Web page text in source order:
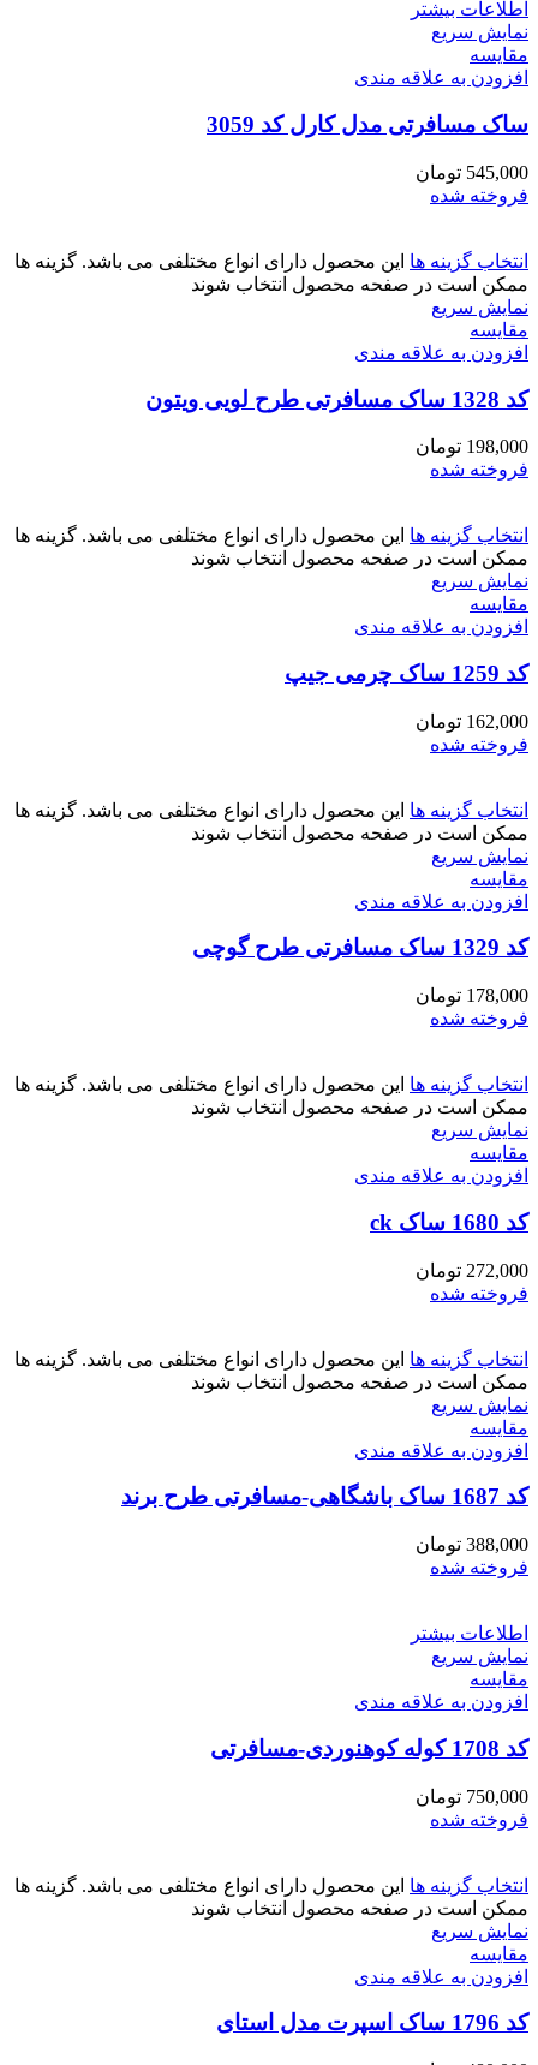
اطلاعات بیشتر
نمایش سریع
مقايسه
افزودن به علاقه مندی
ساک مسافرتی مدل کارل کد 3059
545,000 تومان
فروخته شده
انتخاب گزینه ها این محصول دارای انواع مختلفی می باشد. گزینه ها
ممکن است در صفحه محصول انتخاب شوند
نمایش سریع
مقايسه
افزودن به علاقه مندی
کد 1328 ساک مسافرتی طرح لویی ویتون
198,000 تومان
فروخته شده
انتخاب گزینه ها این محصول دارای انواع مختلفی می باشد. گزینه ها
ممکن است در صفحه محصول انتخاب شوند
نمایش سریع
مقايسه
افزودن به علاقه مندی
کد 1259 ساک چرمی جیپ
162,000 تومان
فروخته شده
انتخاب گزینه ها این محصول دارای انواع مختلفی می باشد. گزینه ها
ممکن است در صفحه محصول انتخاب شوند
نمایش سریع
مقايسه
افزودن به علاقه مندی
کد 1329 ساک مسافرتی طرح گوچی
178,000 تومان
فروخته شده
انتخاب گزینه ها این محصول دارای انواع مختلفی می باشد. گزینه ها
ممکن است در صفحه محصول انتخاب شوند
نمایش سریع
مقايسه
افزودن به علاقه مندی
کد 1680 ساک ck
272,000 تومان
فروخته شده
انتخاب گزینه ها این محصول دارای انواع مختلفی می باشد. گزینه ها
ممکن است در صفحه محصول انتخاب شوند
نمایش سریع
مقايسه
افزودن به علاقه مندی
کد 1687 ساک باشگاهی-مسافرتی طرح برند
388,000 تومان
فروخته شده
اطلاعات بیشتر
نمایش سریع
مقايسه
افزودن به علاقه مندی
کد 1708 کوله کوهنوردی-مسافرتی
750,000 تومان
فروخته شده
انتخاب گزینه ها این محصول دارای انواع مختلفی می باشد. گزینه ها
ممکن است در صفحه محصول انتخاب شوند
نمایش سریع
مقايسه
افزودن به علاقه مندی
کد 1796 ساک اسپرت مدل استای